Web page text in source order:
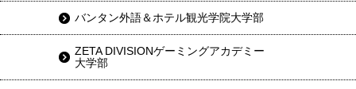
バンタン外語＆ホテル観光学院大学部
ZETA DIVISIONゲーミングアカデミー
大学部